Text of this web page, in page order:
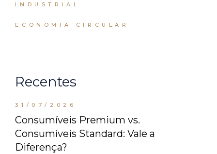
INDUSTRIAL
ECONOMIA CIRCULAR
Recentes
31/07/2026
Consumíveis Premium vs.
Consumíveis Standard: Vale a
Diferença?